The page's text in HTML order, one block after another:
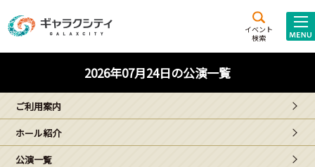
イベント
検索
施設案内
西新井
文化ホール
ギャラクシティとは
2026年07月24日の公演一覧
ご利用案内
ホール紹介
公演一覧